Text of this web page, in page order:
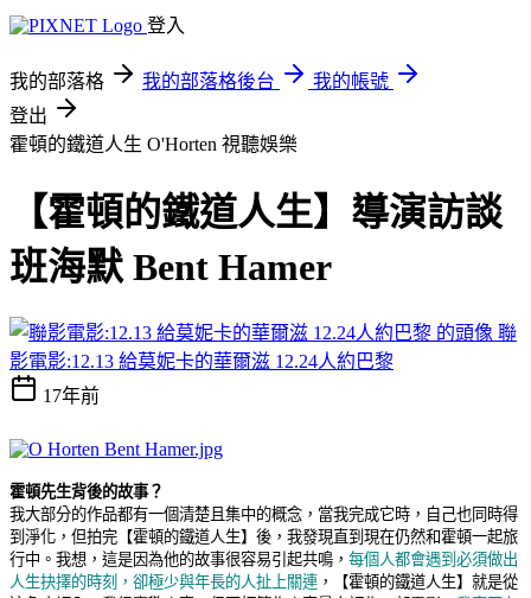
登入
我的部落格 我的部落格後台
我的帳號
登出
霍頓的鐵道人生 O'Horten 視聽娛樂
【霍頓的鐵道人生】導演訪談
班海默 Bent Hamer
聯
影電影:12.13 給莫妮卡的華爾滋 12.24人約巴黎
17年前
霍頓先生背後的故事？
我大部分的作品都有一個清楚且集中的概念，當我完成它時，自己也同時得
到淨化，但拍完【霍頓的鐵道人生】後，我發現直到現在仍然和霍頓一起旅
行中。我想，這是因為他的故事很容易引起共鳴， 每個人都會遇到必須做出
人生抉擇的時刻，卻極少與年長的人扯上關連 ，【霍頓的鐵道人生】就是從